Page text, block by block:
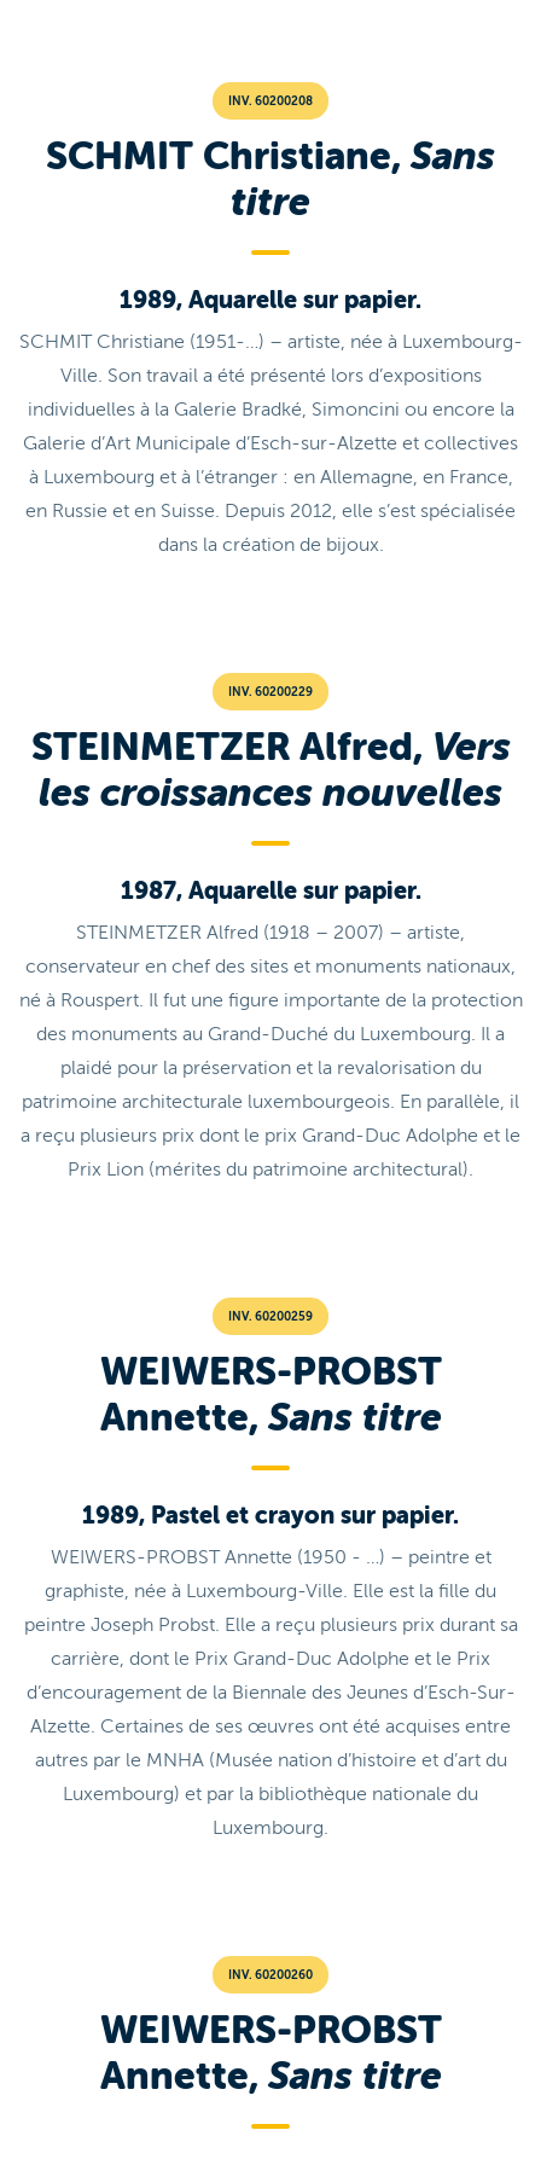
INV. 60200208
SCHMIT Christiane, Sans
titre
1989, Aquarelle sur papier.
SCHMIT Christiane (1951-…) – artiste, née à Luxembourg-
Ville. Son travail a été présenté lors d’expositions
individuelles à la Galerie Bradké, Simoncini ou encore la
Galerie d’Art Municipale d’Esch-sur-Alzette et collectives
à Luxembourg et à l’étranger : en Allemagne, en France,
en Russie et en Suisse. Depuis 2012, elle s’est spécialisée
dans la création de bijoux.
INV. 60200229
STEINMETZER Alfred, Vers
les croissances nouvelles
1987, Aquarelle sur papier.
STEINMETZER Alfred (1918 – 2007) – artiste,
conservateur en chef des sites et monuments nationaux,
né à Rouspert. Il fut une figure importante de la protection
des monuments au Grand-Duché du Luxembourg. Il a
plaidé pour la préservation et la revalorisation du
patrimoine architecturale luxembourgeois. En parallèle, il
a reçu plusieurs prix dont le prix Grand-Duc Adolphe et le
Prix Lion (mérites du patrimoine architectural).
INV. 60200259
WEIWERS-PROBST
Annette, Sans titre
1989, Pastel et crayon sur papier.
WEIWERS-PROBST Annette (1950 - …) – peintre et
graphiste, née à Luxembourg-Ville. Elle est la fille du
peintre Joseph Probst. Elle a reçu plusieurs prix durant sa
carrière, dont le Prix Grand-Duc Adolphe et le Prix
d’encouragement de la Biennale des Jeunes d’Esch-Sur-
Alzette. Certaines de ses œuvres ont été acquises entre
autres par le MNHA (Musée nation d’histoire et d’art du
Luxembourg) et par la bibliothèque nationale du
Luxembourg.
INV. 60200260
WEIWERS-PROBST
Annette, Sans titre